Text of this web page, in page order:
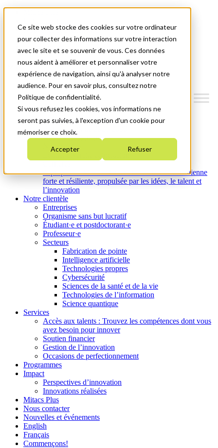
Ce site web stocke des cookies sur votre ordinateur
pour collecter des informations sur votre interaction
avec le site et se souvenir de vous. Ces données
nous aident à améliorer et personnaliser votre
expérience de navigation, ainsi qu'à analyser notre
audience. Pour en savoir plus, consultez notre
Politique de confidentialité.
Si vous refusez les cookies, vos informations ne
seront pas suivies, à l'exception d'un cookie pour
mémoriser ce choix.
Accepter Refuser
Nouvelles et événements
English
Commençons!
Qui nous sommes
Plan stratégique 2026-2030
Nos investissements
Nos activités
Équité, diversité et inclusion
À propos de Mitacs : Créer une économie canadienne
forte et résiliente, propulsée par les idées, le talent et
l’innovation
Notre clientèle
Entreprises
Organisme sans but lucratif
Étudiant·e et postdoctorant·e
Professeur·e
Secteurs
Fabrication de pointe
Intelligence artificielle
Technologies propres
Cybersécurité
Sciences de la santé et de la vie
Technologies de l’information
Science quantique
Services
Accès aux talents : Trouvez les compétences dont vous
avez besoin pour innover
Soutien financier
Gestion de l’innovation
Occasions de perfectionnement
Programmes
Impact
Perspectives d’innovation
Innovations réalisées
Mitacs Plus
Nous contacter
Nouvelles et événements
English
Français
Commençons!